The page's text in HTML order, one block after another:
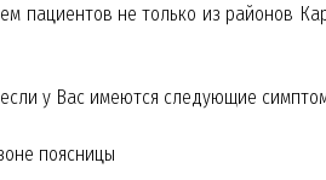
пациентов не только из районов
у Вас имеются следующие
поясницы